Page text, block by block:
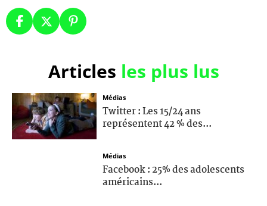
Articles les plus lus
Médias
Twitter : Les 15/24 ans
représentent 42 % des...
Médias
Facebook : 25% des adolescents
américains...